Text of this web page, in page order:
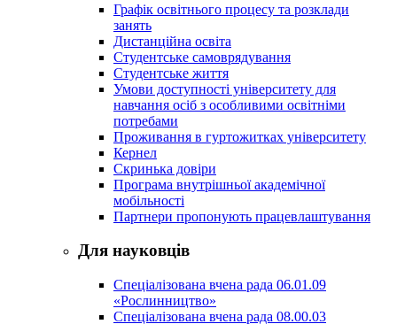
Графік освітнього процесу та розклади
занять
Дистанційна освіта
Студентське самоврядування
Студентське життя
Умови доступності університету для
навчання осіб з особливими освітніми
потребами
Проживання в гуртожитках університету
Кернел
Скринька довіри
Програма внутрішньої академічної
мобільності
Партнери пропонують працевлаштування
Для науковців
Спеціалізована вчена рада 06.01.09
«Рослинництво»
Спеціалізована вчена рада 08.00.03